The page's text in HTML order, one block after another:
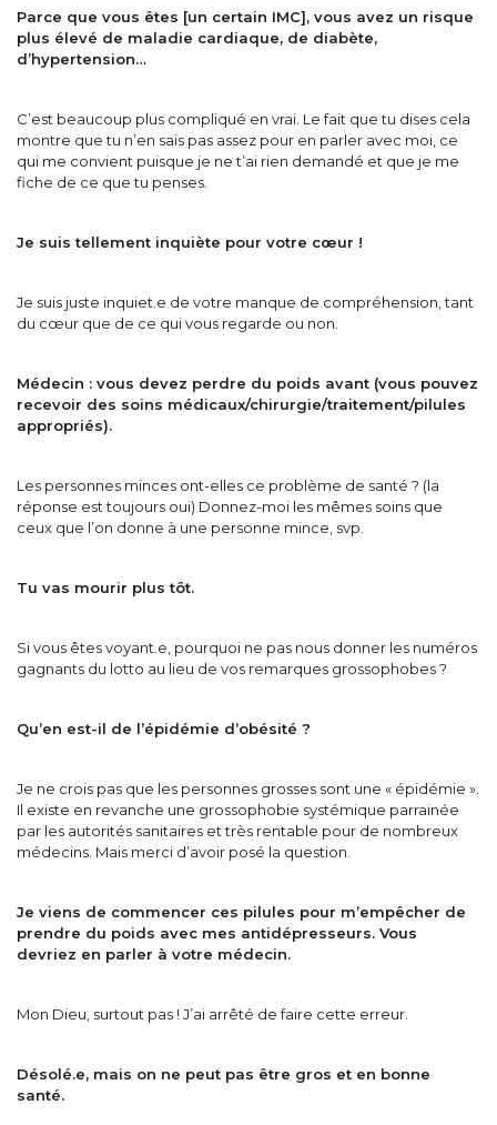
Parce que vous êtes [un certain IMC], vous avez un risque
plus élevé de maladie cardiaque, de diabète,
d’hypertension…
C’est beaucoup plus compliqué en vrai. Le fait que tu dises cela
montre que tu n’en sais pas assez pour en parler avec moi, ce
qui me convient puisque je ne t’ai rien demandé et que je me
fiche de ce que tu penses.
Je suis tellement inquiète pour votre cœur !
Je suis juste inquiet.e de votre manque de compréhension, tant
du cœur que de ce qui vous regarde ou non.
Médecin : vous devez perdre du poids avant (vous pouvez
recevoir des soins médicaux/chirurgie/traitement/pilules
appropriés).
Les personnes minces ont-elles ce problème de santé ? (la
réponse est toujours oui) Donnez-moi les mêmes soins que
ceux que l’on donne à une personne mince, svp.
Tu vas mourir plus tôt.
Si vous êtes voyant.e, pourquoi ne pas nous donner les numéros
gagnants du lotto au lieu de vos remarques grossophobes ?
Qu’en est-il de l’épidémie d’obésité ?
Je ne crois pas que les personnes grosses sont une « épidémie ».
Il existe en revanche une grossophobie systémique parrainée
par les autorités sanitaires et très rentable pour de nombreux
médecins. Mais merci d’avoir posé la question.
Je viens de commencer ces pilules pour m’empêcher de
prendre du poids avec mes antidépresseurs. Vous
devriez en parler à votre médecin.
Mon Dieu, surtout pas ! J’ai arrêté de faire cette erreur.
Désolé.e, mais on ne peut pas être gros et en bonne
santé.